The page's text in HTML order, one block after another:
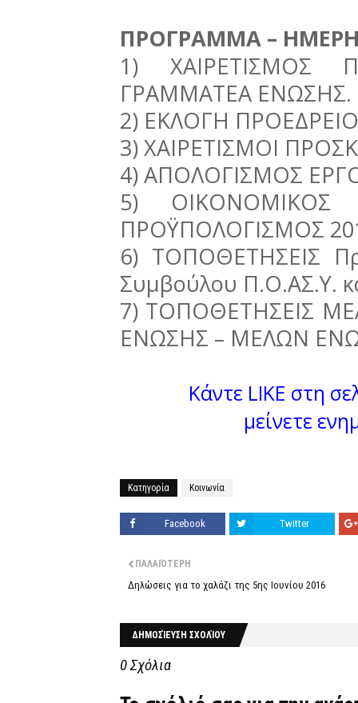
ΠΡΟΓΡΑΜΜΑ –
1) ΧΑΙΡΕΤΙΣΜΟΣ
ΓΡΑΜΜΑΤΕΑ ΕΝΩΣΗΣ.
2) ΕΚΛΟΓΗ
3) ΧΑΙΡΕΤΙΣΜΟΙ
4) ΑΠΟΛΟΓΙΣΜΟΣ
5) ΟΙΚΟΝΟΜΙΚΟΣ
ΠΡΟΫΠΟΛΟΓΙΣΜΟΣ
6) ΤΟΠΟΘΕΤΗΣΕΙΣ
Συμβούλου Π.Ο.ΑΣ.Υ.
7) ΤΟΠΟΘΕΤΗΣΕΙΣ
ΕΝΩΣΗΣ – ΜΕΛΩΝ
Κάντε LIKE στη
μείνετε
Κατηγορία Κοινωνία
Facebook Twitter
ΠΑΛΑΙΌΤΕΡΗ
Δηλώσεις για το χαλάζι της 5ης Ιουνίου 2016
ΔΗΜΟΣΊΕΥΣΗ ΣΧΟΛΊΟΥ
0 Σχόλια